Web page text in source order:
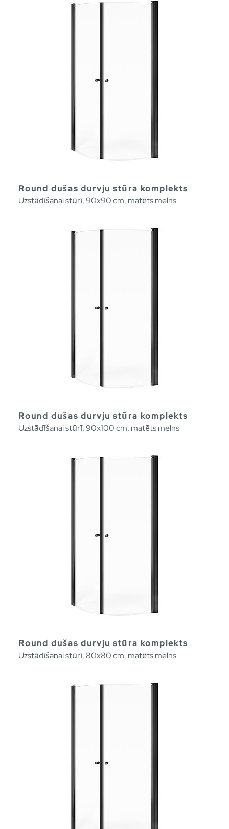
Round dušas durvju stūra komplekts
Uzstādīšanai stūrī, 90x90 cm, matēts melns
Round dušas durvju stūra komplekts
Uzstādīšanai stūrī, 90x100 cm, matēts melns
Round dušas durvju stūra komplekts
Uzstādīšanai stūrī, 80x80 cm, matēts melns